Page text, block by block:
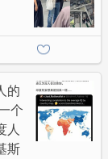
的
个
人
斯